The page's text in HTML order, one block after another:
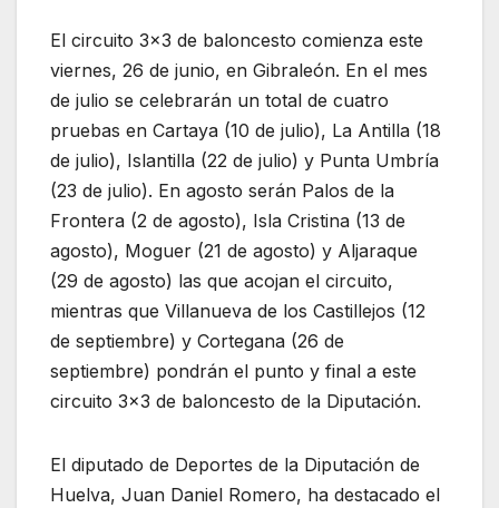
El circuito 3×3 de baloncesto comienza este
viernes, 26 de junio, en Gibraleón. En el mes
de julio se celebrarán un total de cuatro
pruebas en Cartaya (10 de julio), La Antilla (18
de julio), Islantilla (22 de julio) y Punta Umbría
(23 de julio). En agosto serán Palos de la
Frontera (2 de agosto), Isla Cristina (13 de
agosto), Moguer (21 de agosto) y Aljaraque
(29 de agosto) las que acojan el circuito,
mientras que Villanueva de los Castillejos (12
de septiembre) y Cortegana (26 de
septiembre) pondrán el punto y final a este
circuito 3×3 de baloncesto de la Diputación.
El diputado de Deportes de la Diputación de
Huelva, Juan Daniel Romero, ha destacado el